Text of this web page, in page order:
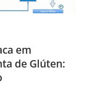
em
de Glúten: